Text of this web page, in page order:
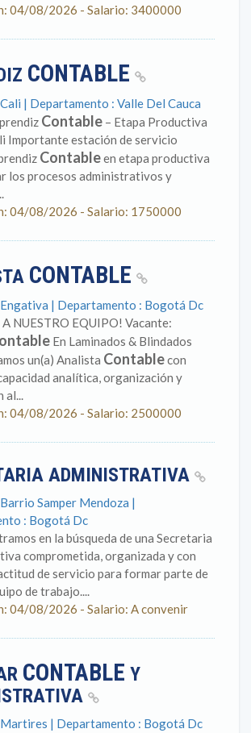
04/08/2026 - Salario: 3400000
CONTABLE
| Departamento : Valle Del Cauca
Contable – Etapa Productiva
Importante estación de servicio
Contableen etapa productiva
los procesos administrativos y
04/08/2026 - Salario: 1750000
CONTABLE
| Departamento : Bogotá Dc
A NUESTRO EQUIPO! Vacante:
En Laminados & Blindados
un(a) Analista Contablecon
analítica, organización y
al...
04/08/2026 - Salario: 2500000
ADMINISTRATIVA
Samper Mendoza |
: Bogotá Dc
en la búsqueda de una Secretaria
comprometida, organizada y con
de servicio para formar parte de
de trabajo....
04/08/2026 - Salario: A convenir
CONTABLE Y
| Departamento : Bogotá Dc